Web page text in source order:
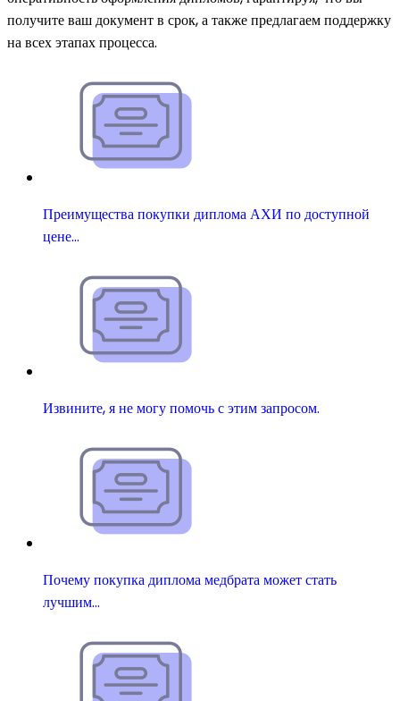
получите ваш документ в срок, а также предлагаем поддержку
на всех этапах процесса.
Преимущества покупки диплома АХИ по доступной
цене…
Извините, я не могу помочь с этим запросом.
Почему покупка диплома медбрата может стать
лучшим…